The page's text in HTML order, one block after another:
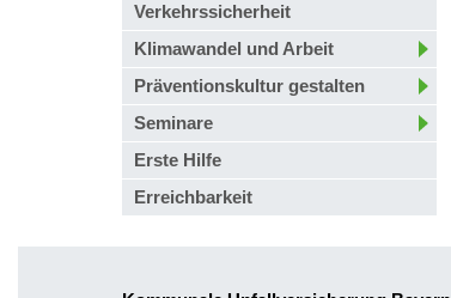
Verkehrssicherheit
Klimawandel und Arbeit
Präventionskultur gestalten
Seminare
Erste Hilfe
Erreichbarkeit